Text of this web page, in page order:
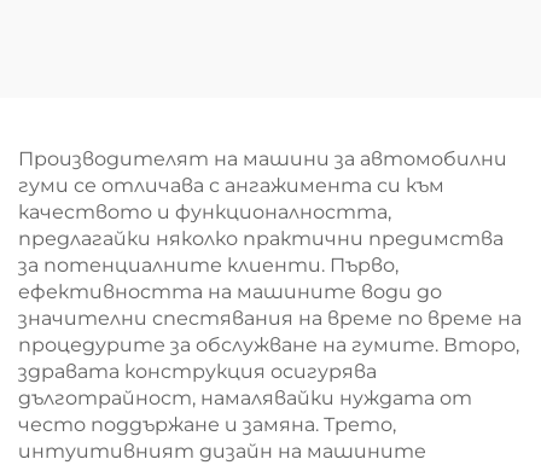
Производителят на машини за автомобилни
гуми се отличава с ангажимента си към
качеството и функционалността,
предлагайки няколко практични предимства
за потенциалните клиенти. Първо,
ефективността на машините води до
значителни спестявания на време по време на
процедурите за обслужване на гумите. Второ,
здравата конструкция осигурява
дълготрайност, намалявайки нуждата от
често поддържане и замяна. Трето,
интуитивният дизайн на машините